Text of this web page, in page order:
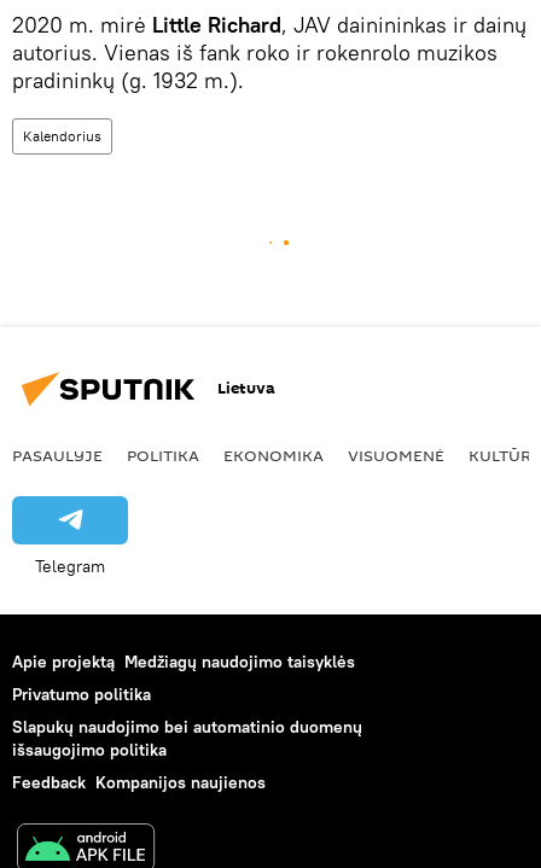
2020 m. mirė Little Richard, JAV dainininkas ir dainų
autorius. Vienas iš fank roko ir rokenrolo muzikos
pradininkų (g. 1932 m.).
Kalendorius
Lietuva
PASAULYJE POLITIKA EKONOMIKA VISUOMENĖ KULTŪRA
Telegram
Apie projektą Medžiagų naudojimo taisyklės
Privatumo politika
Slapukų naudojimo bei automatinio duomenų
išsaugojimo politika
Feedback Kompanijos naujienos